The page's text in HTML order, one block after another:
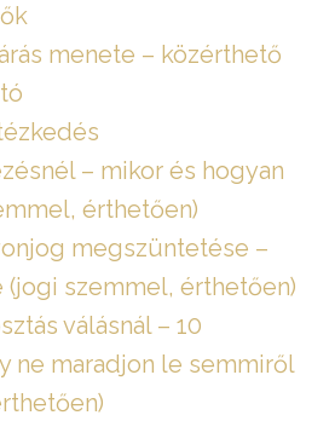
menete – közérthető
– mikor és hogyan
érthetően)
megszüntetése –
szemmel, érthetően)
válásnál – 10
ne maradjon le semmiről